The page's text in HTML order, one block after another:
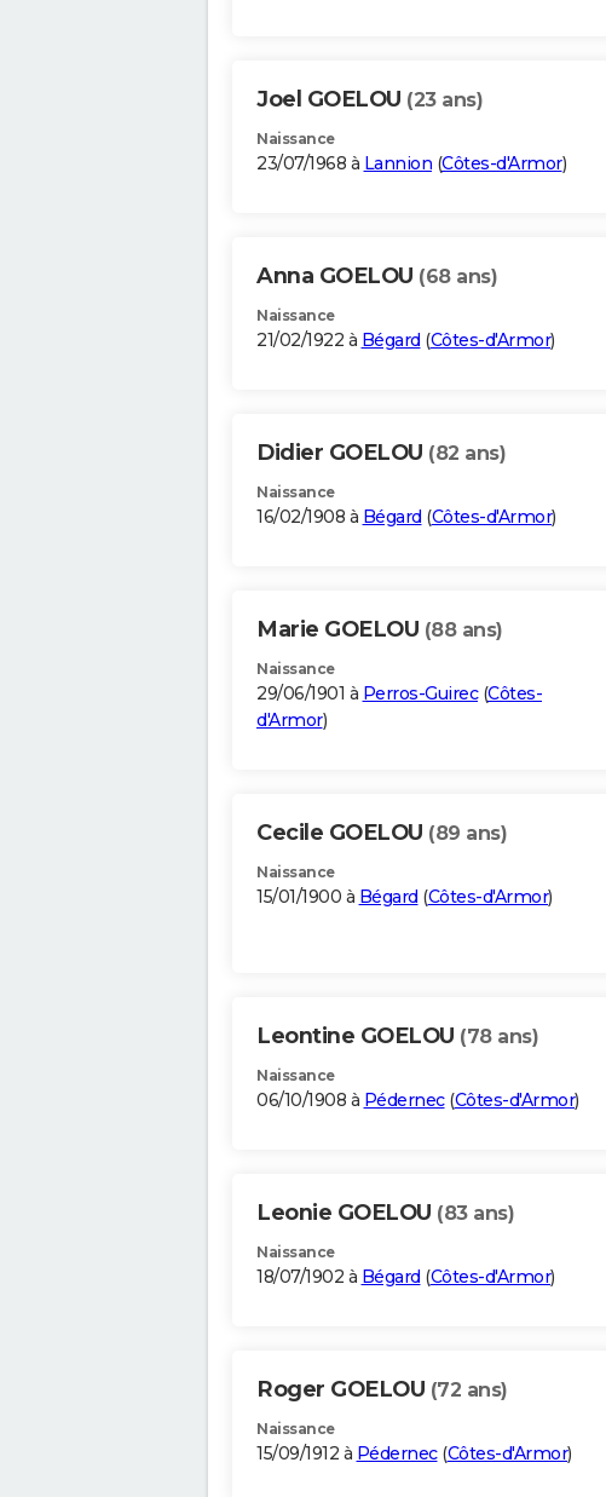
Joel GOELOU (23 ans)
Naissance
23/07/1968 à Lannion (Côtes-d'Armor)
Anna GOELOU (68 ans)
Naissance
21/02/1922 à Bégard (Côtes-d'Armor)
Didier GOELOU (82 ans)
Naissance
16/02/1908 à Bégard (Côtes-d'Armor)
Marie GOELOU (88 ans)
Naissance
29/06/1901 à Perros-Guirec(Côtes-
d'Armor)
Cecile GOELOU (89 ans)
Naissance
15/01/1900 à Bégard (Côtes-d'Armor)
Leontine GOELOU (78 ans)
Naissance
06/10/1908 à Pédernec(Côtes-d'Armor)
Leonie GOELOU (83 ans)
Naissance
18/07/1902 à Bégard (Côtes-d'Armor)
Roger GOELOU (72 ans)
Naissance
15/09/1912 à Pédernec(Côtes-d'Armor)